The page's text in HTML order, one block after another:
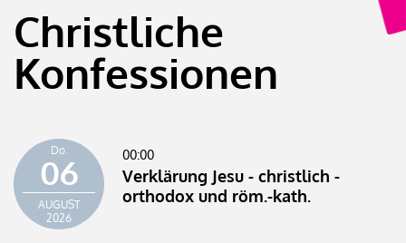
Christliche
Konfessionen
Do.
06
AUGUST
2026
00:00
Verklärung Jesu - christlich -
orthodox und röm.-kath.